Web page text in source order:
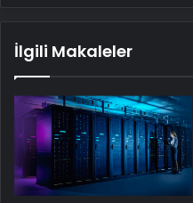
İlgili Makaleler